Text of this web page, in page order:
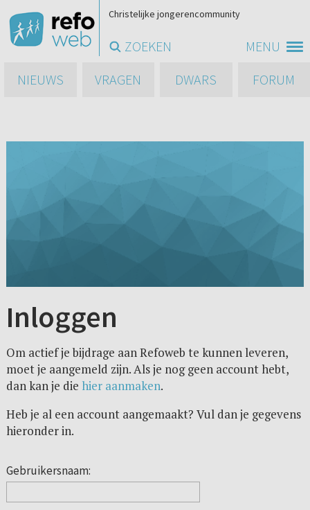
MENU
Christelijke jongerencommunity
ZOEKEN
NIEUWS
VRAGEN DWARS FORUM
Inloggen
Om actief je bijdrage aan Refoweb te kunnen leveren,
moet je aangemeld zijn. Als je nog geen account hebt,
dan kan je die hier aanmaken.
Heb je al een account aangemaakt? Vul dan je gegevens
hieronder in.
Gebruikersnaam: